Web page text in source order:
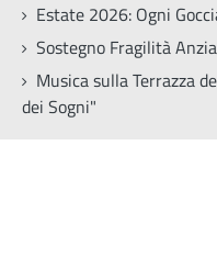
Estate 2026: Ogni
Sostegno Fragilità
Musica sulla Terrazza
dei Sogni"